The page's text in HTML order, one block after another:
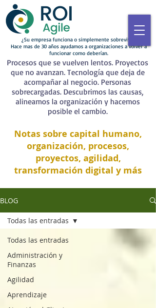
¿Su empresa funciona o simplemente sobrevive?
Hace mas de 30 años ayudamos a organizaciones a volver a
funcionar como deberían.
Procesos que se vuelven lentos. Proyectos
que no avanzan. Tecnología que deja de
acompañar al negocio. Personas
sobrecargadas. Descubrimos las causas,
alineamos la organización y hacemos
posible el cambio.
Notas sobre capital humano,
organización, procesos,
proyectos, agilidad,
transformación digital y más
BLOG
Todas las entradas
Administración y
Finanzas
Agilidad
Aprendizaje
Todas las entradas